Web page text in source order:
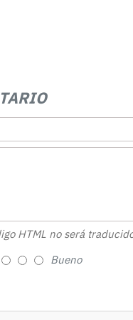
HTML no será
Bueno